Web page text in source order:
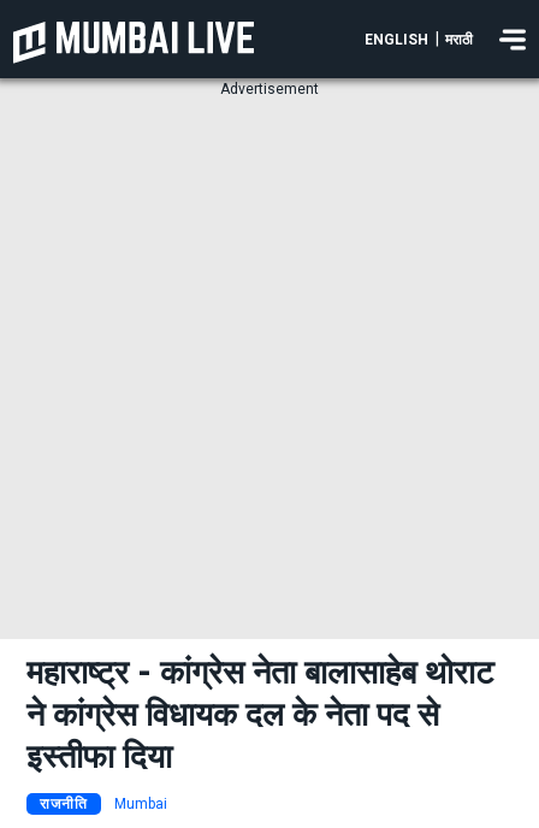
ENGLISH मराठी
Advertisement
महाराष्ट्र - कांग्रेस नेता बालासाहेब थोराट
ने कांग्रेस विधायक दल के नेता पद से
इस्तीफा दिया
राजनीति Mumbai